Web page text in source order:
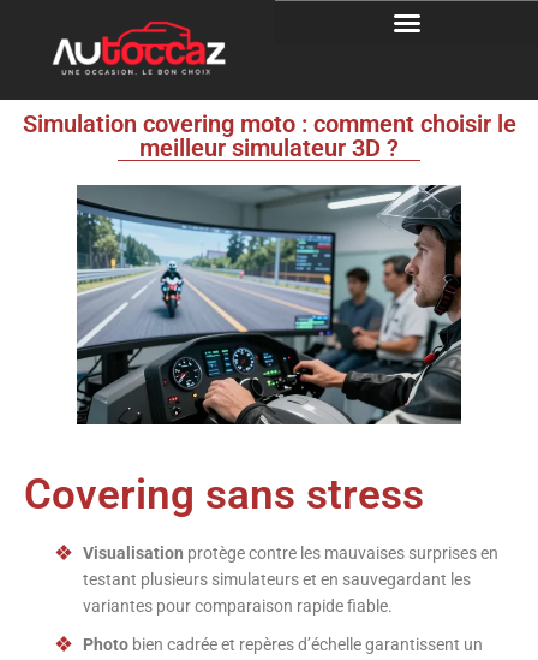
Simulation covering moto : comment choisir le
meilleur simulateur 3D ?
Covering sans stress
Visualisation protège contre les mauvaises surprises en
testant plusieurs simulateurs et en sauvegardant les
variantes pour comparaison rapide fiable.
Photo bien cadrée et repères d’échelle garantissent un